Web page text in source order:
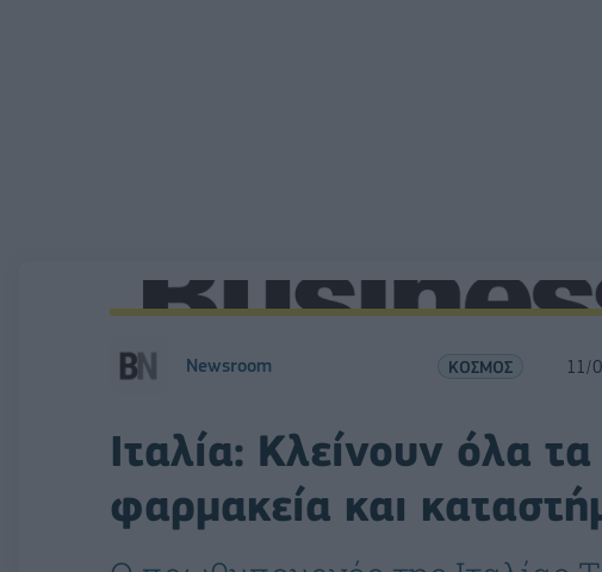
Newsroom ΚΟΣΜΟΣ 11/
Ιταλία: Κλείνουν όλα
φαρμακεία και